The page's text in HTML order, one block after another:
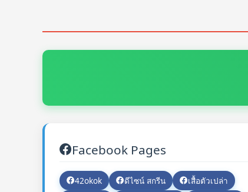
Facebook Pages
42okok ดีไซน์ สกรีน
เสื้อตัวเปล่า